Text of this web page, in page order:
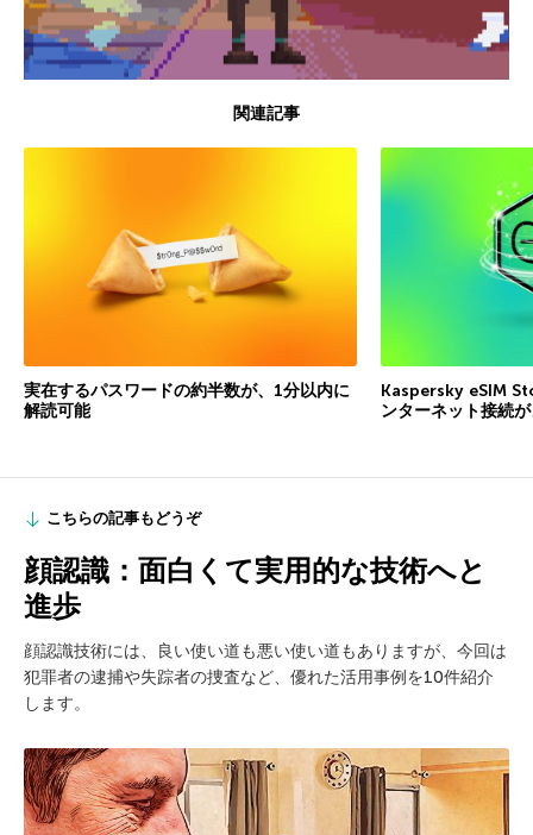
関連記事
実在するパスワードの約半数が、1分以内に
解読可能
Kaspersky eSIM
ンターネット接続
こちらの記事もどうぞ
顔認識：面白くて実用的な技術へと
進歩
顔認識技術には、良い使い道も悪い使い道もありますが、今回は
犯罪者の逮捕や失踪者の捜査など、優れた活用事例を10件紹介
します。